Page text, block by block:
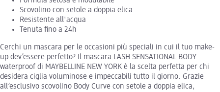
Scovolino con setole a doppia elica
Resistente all'acqua
Tenuta fino a 24h
Cerchi un mascara per le occasioni più speciali in cui il tuo make-
up dev’essere perfetto? Il mascara LASH SENSATIONAL BODY
waterproof di MAYBELLINE NEW YORK è la scelta perfetta per chi
desidera ciglia voluminose e impeccabili tutto il giorno. Grazie
all’esclusivo scovolino Body Curve con setole a doppia elica,